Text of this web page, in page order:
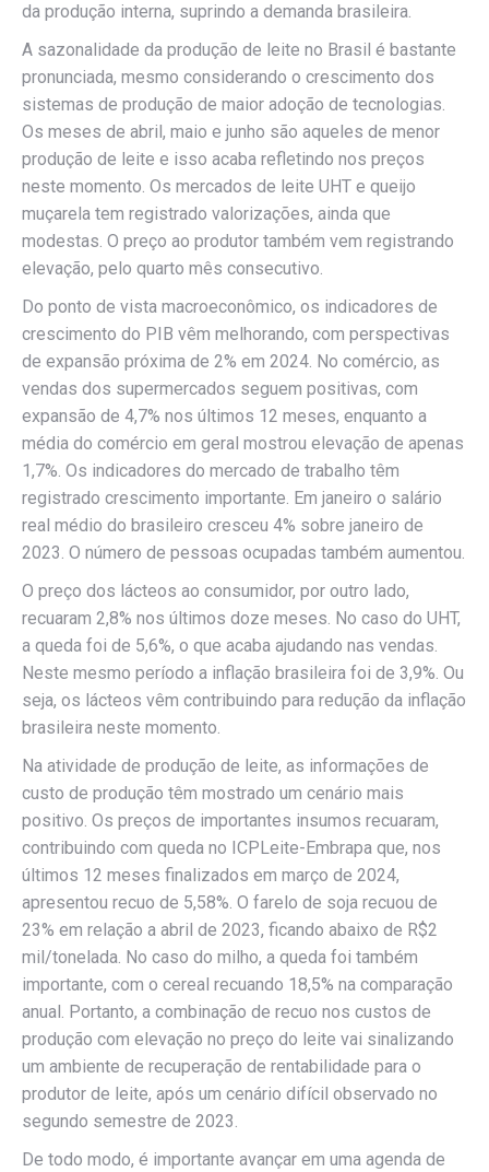
da produção interna, suprindo a demanda brasileira.
A sazonalidade da produção de leite no Brasil é bastante
pronunciada, mesmo considerando o crescimento dos
sistemas de produção de maior adoção de tecnologias.
Os meses de abril, maio e junho são aqueles de menor
produção de leite e isso acaba refletindo nos preços
neste momento. Os mercados de leite UHT e queijo
muçarela tem registrado valorizações, ainda que
modestas. O preço ao produtor também vem registrando
elevação, pelo quarto mês consecutivo.
Do ponto de vista macroeconômico, os indicadores de
crescimento do PIB vêm melhorando, com perspectivas
de expansão próxima de 2% em 2024. No comércio, as
vendas dos supermercados seguem positivas, com
expansão de 4,7% nos últimos 12 meses, enquanto a
média do comércio em geral mostrou elevação de apenas
1,7%. Os indicadores do mercado de trabalho têm
registrado crescimento importante. Em janeiro o salário
real médio do brasileiro cresceu 4% sobre janeiro de
2023. O número de pessoas ocupadas também aumentou.
O preço dos lácteos ao consumidor, por outro lado,
recuaram 2,8% nos últimos doze meses. No caso do UHT,
a queda foi de 5,6%, o que acaba ajudando nas vendas.
Neste mesmo período a inflação brasileira foi de 3,9%. Ou
seja, os lácteos vêm contribuindo para redução da inflação
brasileira neste momento.
Na atividade de produção de leite, as informações de
custo de produção têm mostrado um cenário mais
positivo. Os preços de importantes insumos recuaram,
contribuindo com queda no ICPLeite-Embrapa que, nos
últimos 12 meses finalizados em março de 2024,
apresentou recuo de 5,58%. O farelo de soja recuou de
23% em relação a abril de 2023, ficando abaixo de R$2
mil/tonelada. No caso do milho, a queda foi também
importante, com o cereal recuando 18,5% na comparação
anual. Portanto, a combinação de recuo nos custos de
produção com elevação no preço do leite vai sinalizando
um ambiente de recuperação de rentabilidade para o
produtor de leite, após um cenário difícil observado no
segundo semestre de 2023.
De todo modo, é importante avançar em uma agenda de